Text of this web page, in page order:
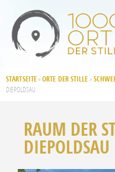
STARTSEITE » ORTE DER STILLE »
DIEPOLDSAU
RAUM DER
DIEPOLDSAU